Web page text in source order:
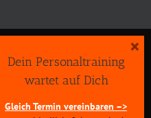
Dein Personaltraining
wartet auf Dich
Gleich Termin vereinbaren –>
×